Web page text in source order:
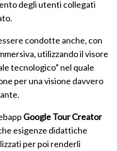
degli utenti collegati
condotte anche, con
utilizzando il visore
tecnologico” nel quale
per una visione davvero
Google Tour Creator
esigenze didattiche
per poi renderli